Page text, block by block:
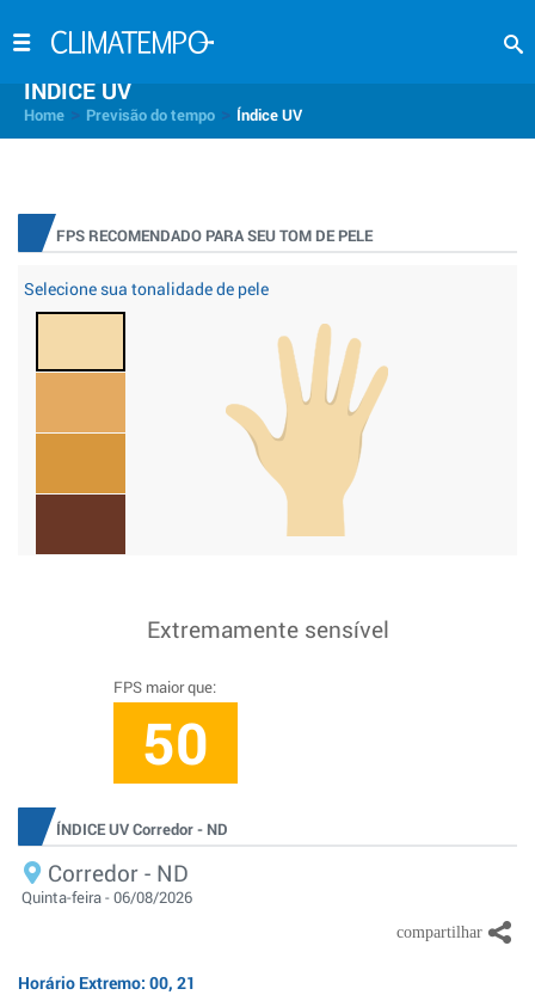
INDICE UV
Home Previsão do tempo Índice UV
FPS RECOMENDADO PARA SEU TOM DE PELE
Selecione sua tonalidade de pele
Extremamente sensível
FPS maior que:
50
ÍNDICE UV Corredor - ND
Corredor - ND
Quinta-feira - 06/08/2026
Horário Extremo: 00, 21